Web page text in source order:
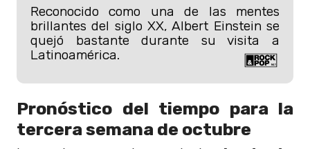
Reconocido como una de las mentes
brillantes del siglo XX, Albert Einstein se
quejó bastante durante su visita a
Latinoamérica.
Pronóstico del tiempo para la
tercera semana de octubre